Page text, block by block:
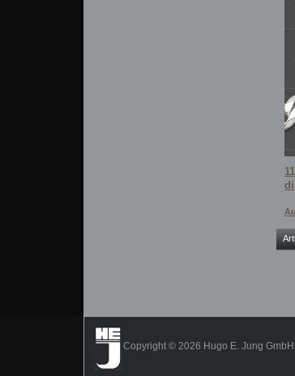
Copyright © 2026 Hugo E. Jung GmbH